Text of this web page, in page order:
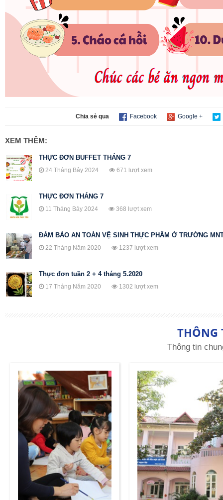
Chia sẻ qua Facebook Google +
XEM THÊM:
THỰC ĐƠN BUFFET THÁNG 7
24 Tháng Bảy 2024 671 lượt xem
THỰC ĐƠN THÁNG 7
11 Tháng Bảy 2024 368 lượt xem
ĐẢM BẢO AN TOÀN VỆ SINH THỰC PHẨM Ở TRƯỜNG
22 Tháng Năm 2020 1237 lượt xem
Thực đơn tuần 2 + 4 tháng 5.2020
17 Tháng Năm 2020 1302 lượt xem
THÔNG
Thông tin